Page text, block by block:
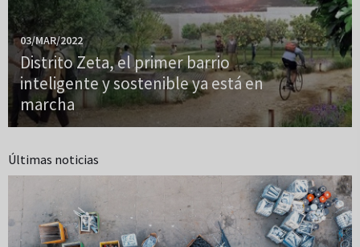
03/MAR/2022
Distrito Zeta, el primer barrio
inteligente y sostenible ya está en
marcha
Últimas noticias